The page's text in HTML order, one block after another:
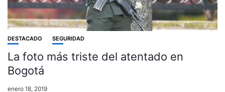
DESTACADO SEGURIDAD
La foto más triste del atentado en
Bogotá
enero 18, 2019